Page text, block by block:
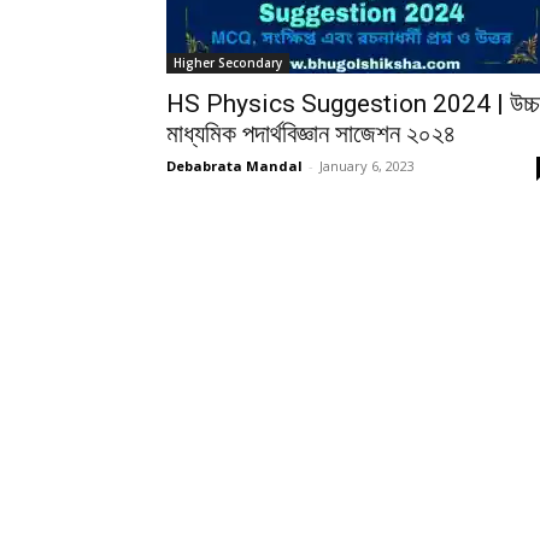
Higher Secondary
HS Physics Suggestion 2024 | উচ্চ
মাধ্যমিক পদার্থবিজ্ঞান সাজেশন ২০২৪
Debabrata Mandal - January 6, 2023